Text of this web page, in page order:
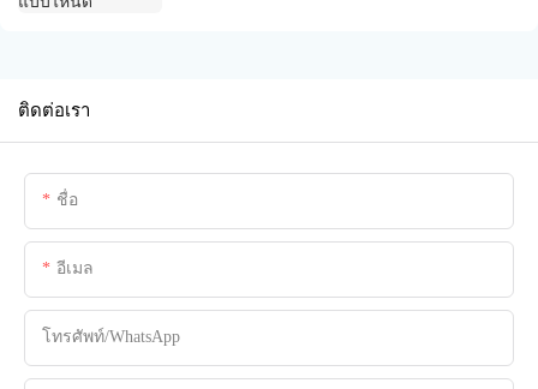
ติดต่อเรา
ชื่อ
อีเมล
โทรศัพท์/WhatsApp